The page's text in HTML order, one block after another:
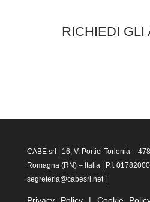
RICHIEDI GLI
CABE srl | 16, V. Portici Torlonia –
Romagna (RN) – Italia | P.I.
segreteria@cabesrl.net |